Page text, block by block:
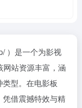
）是一个为影视
站资源丰富，涵
型。在电影板
借震撼特效与精